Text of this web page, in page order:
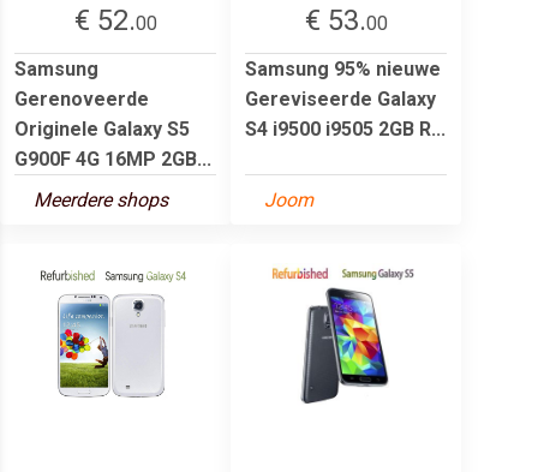
€ 52.00
Samsung
Gerenoveerde
Originele Galaxy S5
G900F 4G 16MP 2GB...
Meerdere shops
€ 53.00
Samsung 95% nieuwe
Gereviseerde Galaxy
S4 i9500 i9505 2GB R...
Joom